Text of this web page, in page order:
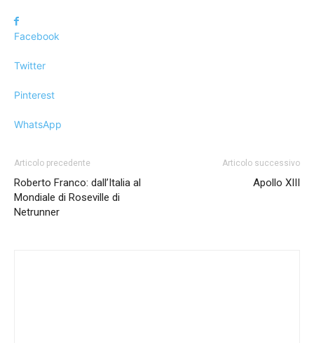
Facebook
Twitter
Pinterest
WhatsApp
Articolo precedente
Roberto Franco: dall’Italia al
Mondiale di Roseville di
Netrunner
Articolo successivo
Apollo XIII